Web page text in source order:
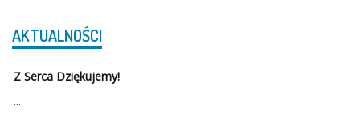
AKTUALNOŚCI
Z Serca Dziękujemy!
...